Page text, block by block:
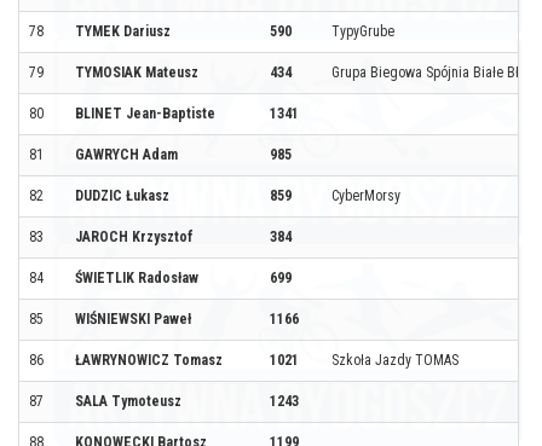
78 TYMEK Dariusz 590 TypyGrube
79 TYMOSIAK Mateusz 434 Grupa Biegowa Spójnia Białe Błota
80 BLINET Jean-Baptiste 1341
81 GAWRYCH Adam 985
82 DUDZIC Łukasz 859 CyberMorsy
83 JAROCH Krzysztof 384
84 ŚWIETLIK Radosław 699
85 WIŚNIEWSKI Paweł 1166
86 ŁAWRYNOWICZ Tomasz 1021 Szkoła Jazdy TOMAS
87 SALA Tymoteusz 1243
88 KONOWECKI Bartosz 1199